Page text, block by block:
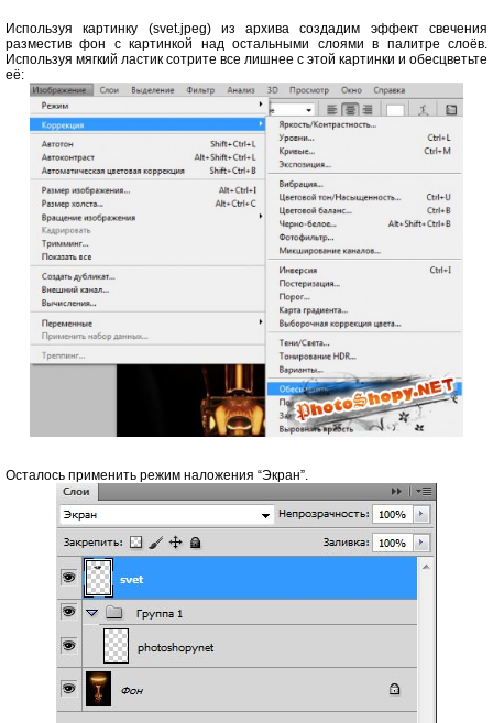
Используя картинку (svet.jpeg) из архива создадим эффект свечения
разместив фон с картинкой над остальными слоями в палитре слоёв.
Используя мягкий ластик сотрите все лишнее с этой картинки и обесцветьте
её:
Осталось применить режим наложения “Экран”.